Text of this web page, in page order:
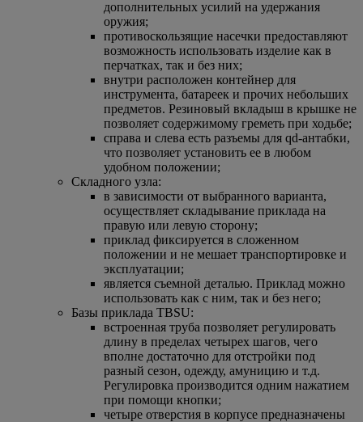
дополнительных усилий на удержания
оружия;
противоскользящие насечки предоставляют
возможность использовать изделие как в
перчатках, так и без них;
внутри расположен контейнер для
инструмента, батареек и прочих небольших
предметов. Резиновый вкладыш в крышке не
позволяет содержимому греметь при ходьбе;
справа и слева есть разъемы для qd-антабки,
что позволяет установить ее в любом
удобном положении;
Складного узла:
в зависимости от выбранного варианта,
осуществляет складывание приклада на
правую или левую сторону;
приклад фиксируется в сложенном
положении и не мешает транспортировке и
эксплуатации;
является съемной деталью. Приклад можно
использовать как с ним, так и без него;
Базы приклада TBSU:
встроенная труба позволяет регулировать
длину в пределах четырех шагов, чего
вполне достаточно для отстройки под
разный сезон, одежду, амуницию и т.д.
Регулировка производится одним нажатием
при помощи кнопки;
четыре отверстия в корпусе предназначены